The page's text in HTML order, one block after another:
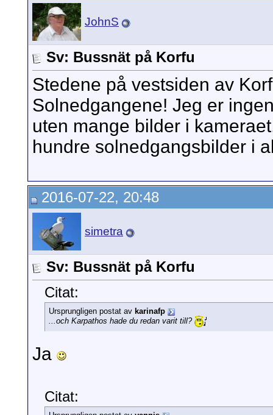
JohnS
Sv: Bussnät på Korfu
Stedene på vestsiden av
Solnedgangene! Jeg er
uten mange bilder i
hundre solnedgangsbilder i
2016-07-22, 20:48
simetra
Sv: Bussnät på Korfu
Citat:
Ursprungligen postat av karinafp
...och Karpathos hade du redan varit till?
Ja
Citat: